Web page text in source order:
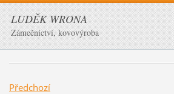
LUDĚK WRONA
Zámečnictví, kovovýroba
Předchozí